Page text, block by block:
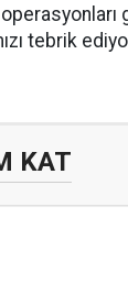
tebrik
KAT